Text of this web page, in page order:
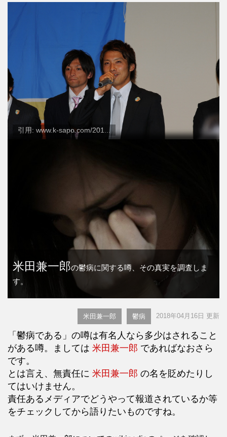
引用: www.k-sapo.com/201...
米田兼一郎の鬱病に関する噂、その真実を調査しま
す。
米田兼一郎 鬱病 2018年04月16日 更新
「鬱病である」の噂は有名人なら多少はされること
がある噂。ましては 米田兼一郎 であればなおさら
です。
とは言え、無責任に 米田兼一郎 の名を貶めたりし
てはいけません。
責任あるメディアでどうやって報道されているか等
をチェックしてから語りたいものですね。